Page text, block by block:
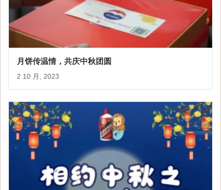
月饼传温情，共庆中秋团圆
2 10 月, 2023